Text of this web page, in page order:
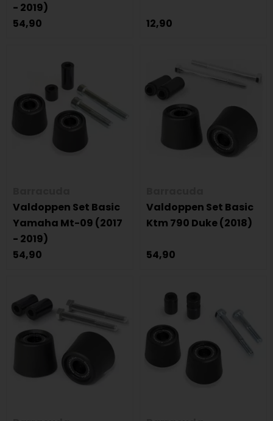
- 2019)
54,90
12,90
Valdoppen Set Basic
Yamaha Mt-09 (2017
- 2019)
54,90
Valdoppen Set Basic
Ktm 790 Duke (2018)
54,90